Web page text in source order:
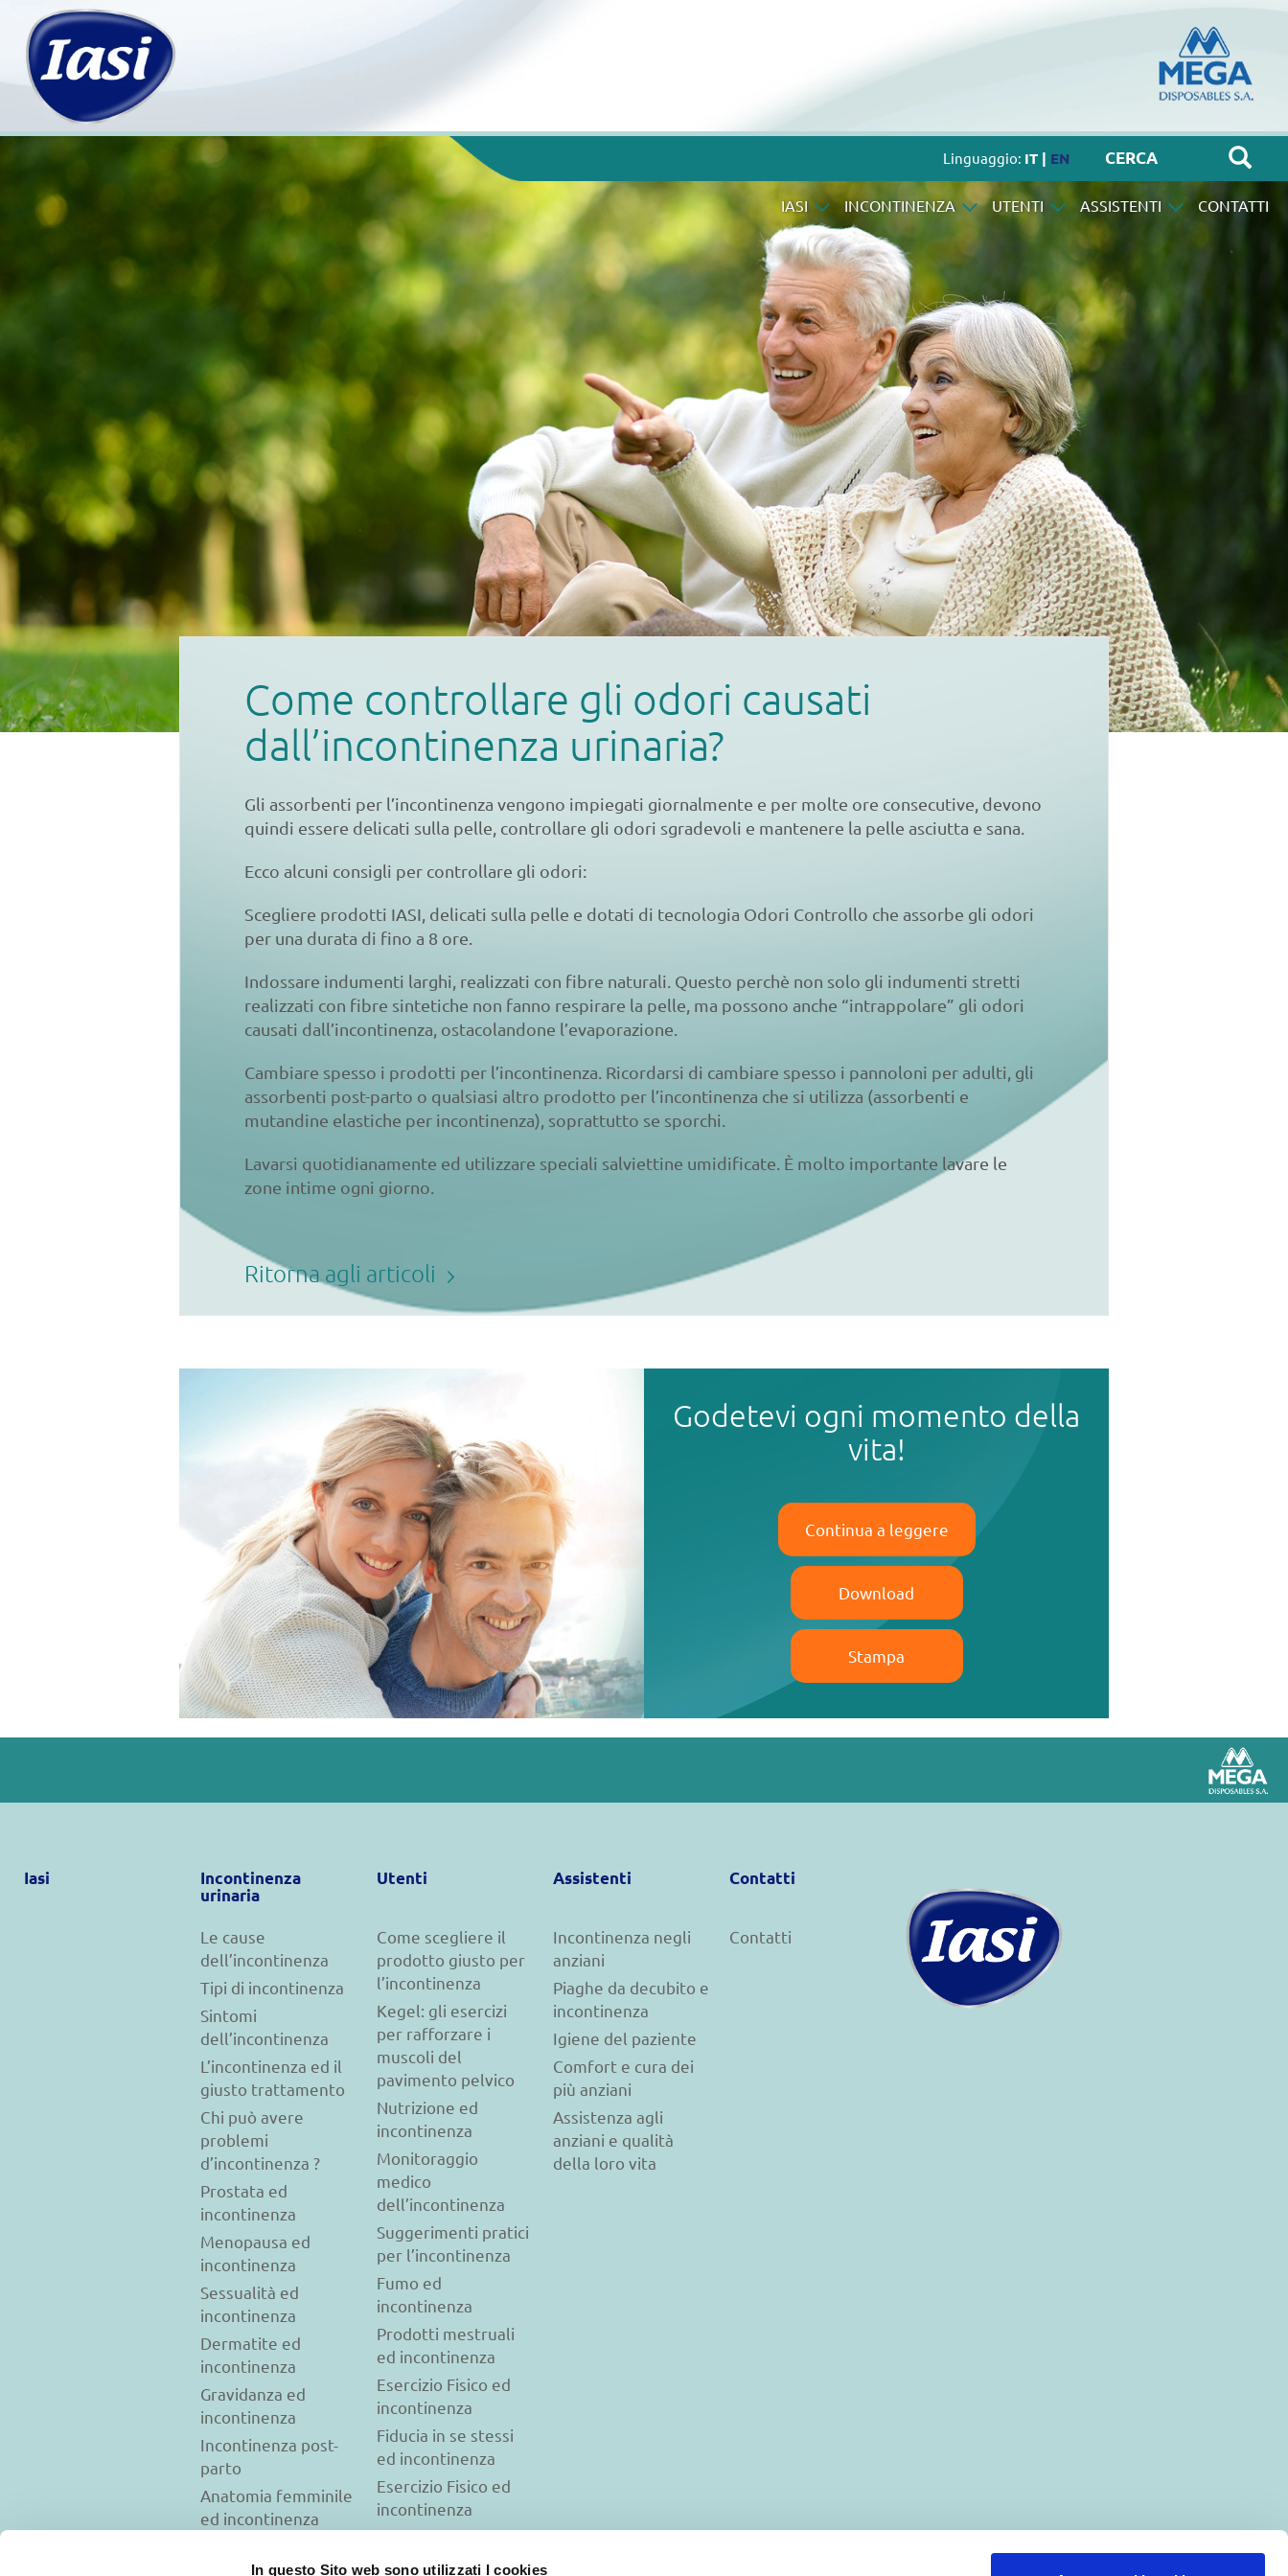
In questo Sito web sono utilizzati I cookies
Linguaggio: IT | EN
IASI INCONTINENZA UTENTI ASSISTENTI CONTATTI
Come controllare gli odori causati
dall’incontinenza urinaria?
Gli assorbenti per l’incontinenza vengono impiegati giornalmente e per molte ore consecutive, devono
quindi essere delicati sulla pelle, controllare gli odori sgradevoli e mantenere la pelle asciutta e sana.
Ecco alcuni consigli per controllare gli odori:
Scegliere prodotti IASI, delicati sulla pelle e dotati di tecnologia Odori Controllo che assorbe gli odori
per una durata di fino a 8 ore.
Indossare indumenti larghi, realizzati con fibre naturali. Questo perchè non solo gli indumenti stretti
realizzati con fibre sintetiche non fanno respirare la pelle, ma possono anche “intrappolare” gli odori
causati dall’incontinenza, ostacolandone l’evaporazione.
Cambiare spesso i prodotti per l’incontinenza. Ricordarsi di cambiare spesso i pannoloni per adulti, gli
assorbenti post-parto o qualsiasi altro prodotto per l’incontinenza che si utilizza (assorbenti e
mutandine elastiche per incontinenza), soprattutto se sporchi.
Lavarsi quotidianamente ed utilizzare speciali salviettine umidificate. È molto importante lavare le
zone intime ogni giorno.
Ritorna agli articoli
Godetevi ogni momento della
vita!
Continua a leggere
Download
Stampa
Iasi
Incontinenza
urinaria
Le cause
dell’incontinenza
Tipi di incontinenza
Sintomi
dell’incontinenza
L’incontinenza ed il
giusto trattamento
Chi può avere
problemi
d’incontinenza ?
Prostata ed
incontinenza
Menopausa ed
incontinenza
Sessualità ed
incontinenza
Dermatite ed
incontinenza
Gravidanza ed
incontinenza
Incontinenza post-
parto
Anatomia femminile
ed incontinenza
diagnosticare
Utenti
Come scegliere il
prodotto giusto per
l’incontinenza
Kegel: gli esercizi
per rafforzare i
muscoli del
pavimento pelvico
Nutrizione ed
incontinenza
Monitoraggio
medico
dell’incontinenza
Suggerimenti pratici
per l’incontinenza
Fumo ed
incontinenza
Prodotti mestruali
ed incontinenza
Esercizio Fisico ed
incontinenza
Fiducia in se stessi
ed incontinenza
Esercizio Fisico ed
incontinenza
Assistenti
Incontinenza negli
anziani
Piaghe da decubito e
incontinenza
Igiene del paziente
Comfort e cura dei
più anziani
Assistenza agli
anziani e qualità
della loro vita
Contatti
Contatti